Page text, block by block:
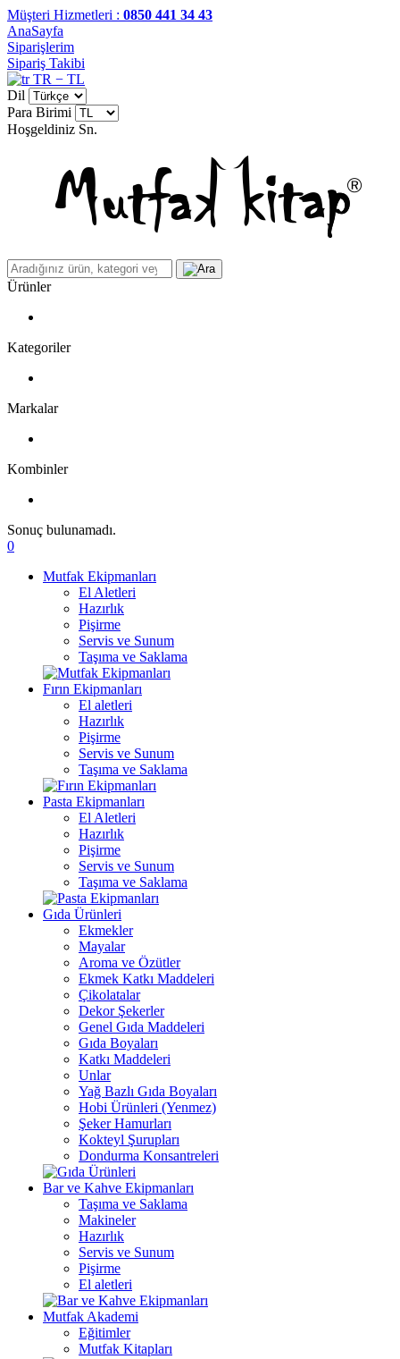
Müşteri Hizmetleri : 0850 441 34 43
AnaSayfa
Siparişlerim
Sipariş Takibi
TR − TL
Dil
Para Birimi
Hoşgeldiniz Sn.
Ürünler
Kategoriler
Markalar
Kombinler
Sonuç bulunamadı.
0
Mutfak Ekipmanları
El Aletleri
Hazırlık
Pişirme
Servis ve Sunum
Taşıma ve Saklama
Fırın Ekipmanları
El aletleri
Hazırlık
Pişirme
Servis ve Sunum
Taşıma ve Saklama
Pasta Ekipmanları
El Aletleri
Hazırlık
Pişirme
Servis ve Sunum
Taşıma ve Saklama
Gıda Ürünleri
Ekmekler
Mayalar
Aroma ve Özütler
Ekmek Katkı Maddeleri
Çikolatalar
Dekor Şekerler
Genel Gıda Maddeleri
Gıda Boyaları
Katkı Maddeleri
Unlar
Yağ Bazlı Gıda Boyaları
Hobi Ürünleri (Yenmez)
Şeker Hamurları
Kokteyl Şurupları
Dondurma Konsantreleri
Bar ve Kahve Ekipmanları
Taşıma ve Saklama
Makineler
Hazırlık
Servis ve Sunum
Pişirme
El aletleri
Mutfak Akademi
Eğitimler
Mutfak Kitapları